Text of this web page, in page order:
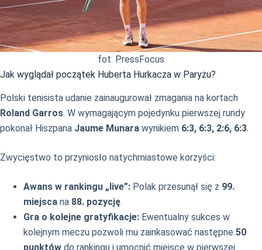
fot. PressFocus
Jak wyglądał początek Huberta Hurkacza w Paryżu?
Polski tenisista udanie zainaugurował zmagania na kortach
Roland Garros. W wymagającym pojedynku pierwszej rundy
pokonał Hiszpana Jaume Munara wynikiem 6:3, 6:3, 2:6, 6:3.
Zwycięstwo to przyniosło natychmiastowe korzyści:
Awans w rankingu „live”: Polak przesunął się z 99.
miejsca na 88. pozycję.
Gra o kolejne gratyfikacje: Ewentualny sukces w
kolejnym meczu pozwoli mu zainkasować następne 50
punktów do rankingu i umocnić miejsce w pierwszej